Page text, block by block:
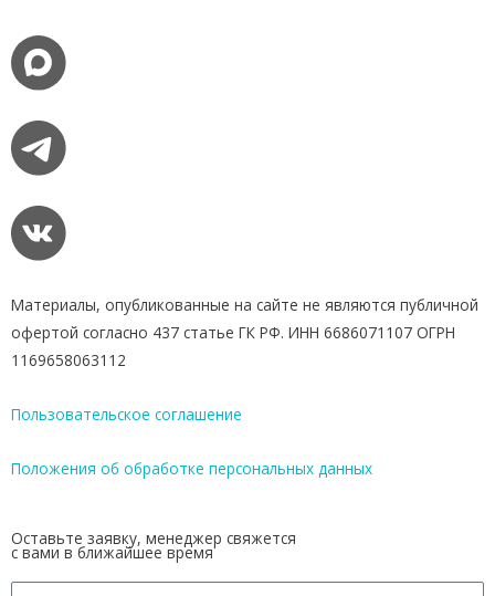
Материалы, опубликованные на сайте не являются публичной
офертой согласно 437 статье ГК РФ. ИНН 6686071107 ОГРН
1169658063112
Пользовательское соглашение
Положения об обработке персональных данных
Оставьте заявку, менеджер свяжется
с вами в ближайшее время